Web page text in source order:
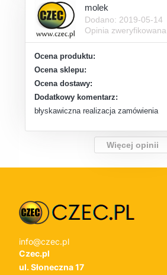
molek
Dodano: 2019-05-14
Opinia zweryfikowana
Ocena produktu:
Ocena sklepu:
Ocena dostawy:
Dodatkowy komentarz:
błyskawiczna realizacja zamówienia
Więcej opinii
info@czec.pl
Czec.pl
ul. Słoneczna 17